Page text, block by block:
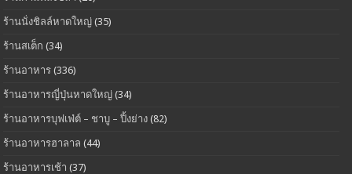
ร้านนั่งชิลล์หาดใหญ่ (35)
ร้านสเต็ก (34)
ร้านอาหาร (336)
ร้านอาหารญี่ปุ่นหาดใหญ่ (34)
ร้านอาหารบุฟเฟ่ต์ – ชาบู – ปิ้งย่าง (82)
ร้านอาหารฮาลาล (44)
ร้านอาหารเช้า (37)